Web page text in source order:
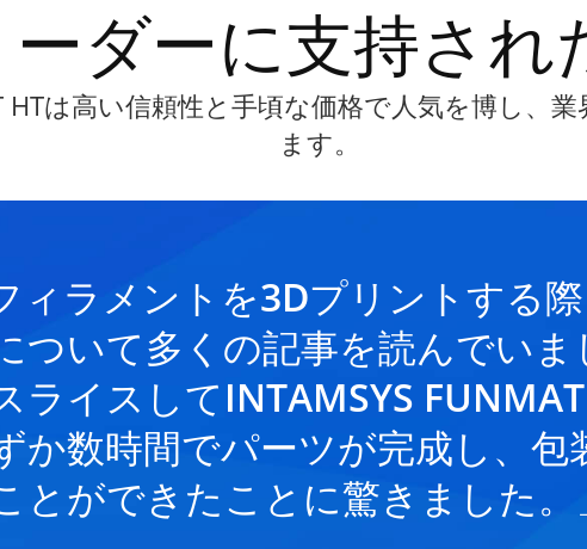
ダーに支持され
は高い信頼性と手頃な価格で人気を博し、
ます。
ィラメントを3Dプリントする
ついて多くの記事を読んでい
ライスしてINTAMSYS
か数時間でパーツが完成し、包
とができたことに驚きました。